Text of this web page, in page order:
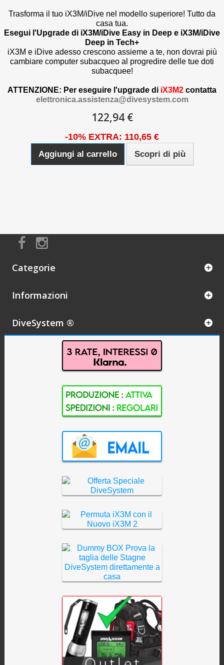
Trasforma il tuo iX3M/iDive nel modello superiore! Tutto da
casa tua.
Esegui l'Upgrade di iX3M/iDive Easy in Deep e iX3M/iDive
Deep in Tech+
iX3M e iDive adesso crescono assieme a te, non dovrai più
cambiare computer subacqueo al progredire delle tue doti
subacquee!
ATTENZIONE: Per eseguire l'upgrade di iX3M2 contatta
elettronica.assistenza@divesystem.com
122,94 €
-10% EXTRA: 110,65 €
Aggiungi al carrello Scopri di più
Categorie
Informazioni
DiveSystem ®